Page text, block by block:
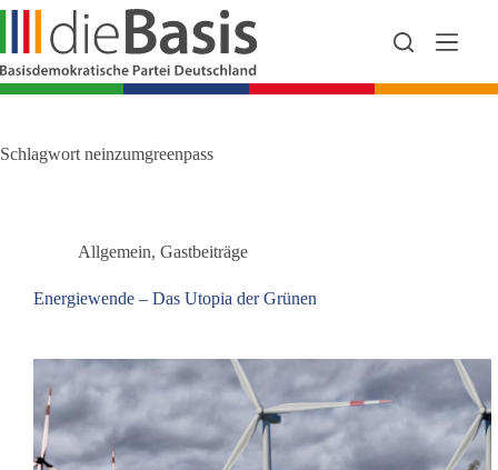
Zum
springen
Schlagwort neinzumgreenpass
Allgemein, Gastbeiträge
Energiewende – Das Utopia der Grünen